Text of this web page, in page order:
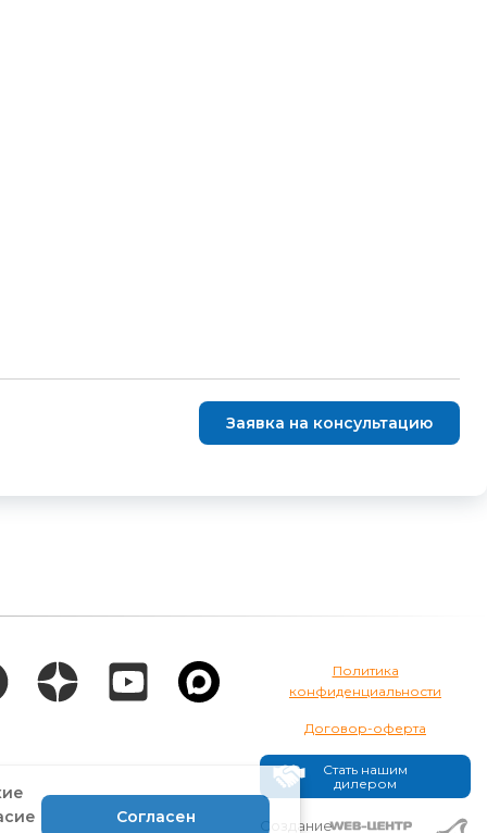
Заявка на консультацию
Политика
конфиденциальности
Договор-оферта
Стать нашим
дилером
Создание
Согласен